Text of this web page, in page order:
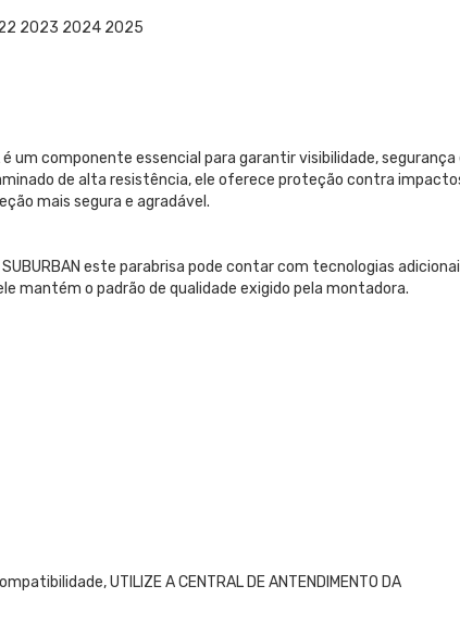
2023 2024 2025
é um componente essencial para garantir visibilidade, segurança
de alta resistência, ele oferece proteção contra
mais segura e agradável.
este parabrisa pode contar com tecnologias
mantém o padrão de qualidade exigido pela montadora.
UTILIZE A CENTRAL DE ANTENDIMENTO DA